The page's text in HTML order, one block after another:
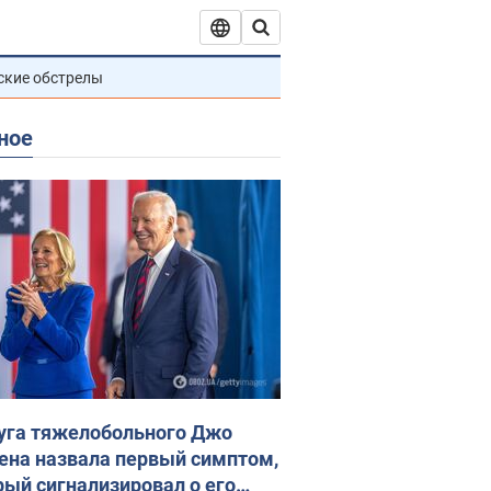
обстрелы
тяжелобольного Джо
назвала первый симптом,
сигнализировал о его